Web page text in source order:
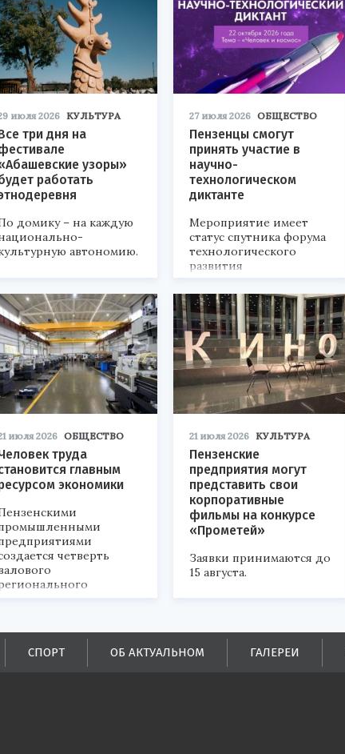
июля 2026 КУЛЬТУРА
три дня на
узоры»
работать
домику – на каждую
автономию.
27 июля 2026 ОБЩЕСТВО
Пензенцы смогут
принять участие в
научно-
технологическом
диктанте
Мероприятие имеет
статус спутника форума
технологического
развития
«Технопром-2026».
июля 2026 ОБЩЕСТВО
труда
главным
экономики
четверть
и
поступлений в
бюджеты всех уровней.
21 июля 2026 КУЛЬТУРА
Пензенские
предприятия могут
представить свои
корпоративные
фильмы на конкурсе
«Прометей»
Заявки принимаются до
15 августа.
СПОРТ ОБ АКТУАЛЬНОМ ГАЛЕРЕИ